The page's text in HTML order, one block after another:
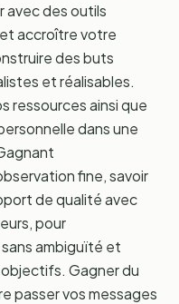
avec des outils
accroître votre
des buts
et réalisables.
ressources ainsi que
dans une
fine, savoir
de qualité avec
pour
ambiguïté et
Gagner du
passer vos messages